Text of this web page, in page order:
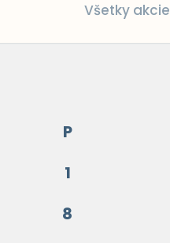
Všetky akcie
P
1
8